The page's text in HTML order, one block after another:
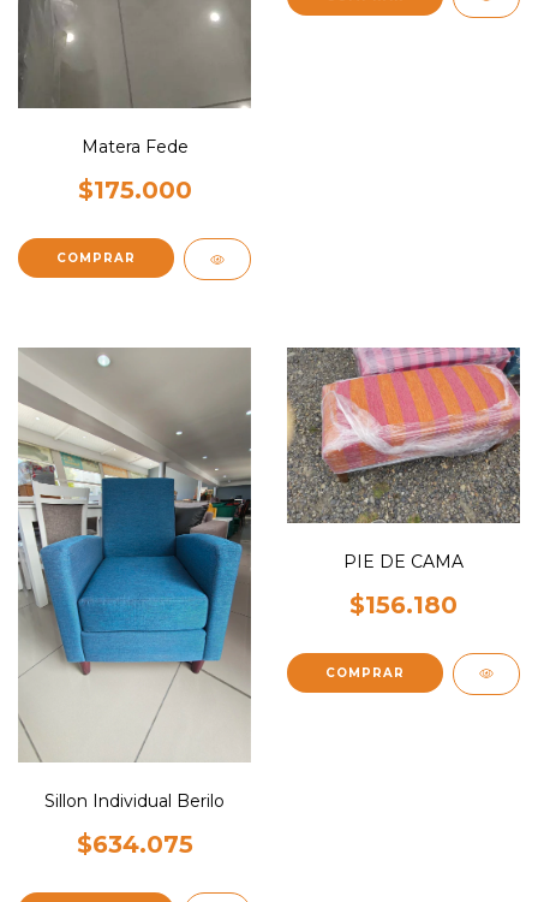
Matera Fede
$175.000
COMPRAR
Sillon Individual Berilo
$634.075
PIE DE CAMA
$156.180
COMPRAR